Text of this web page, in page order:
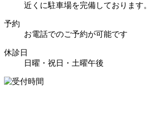
近くに駐車場を完備しております。
予約
お電話でのご予約が可能です
休診日
日曜・祝日・土曜午後